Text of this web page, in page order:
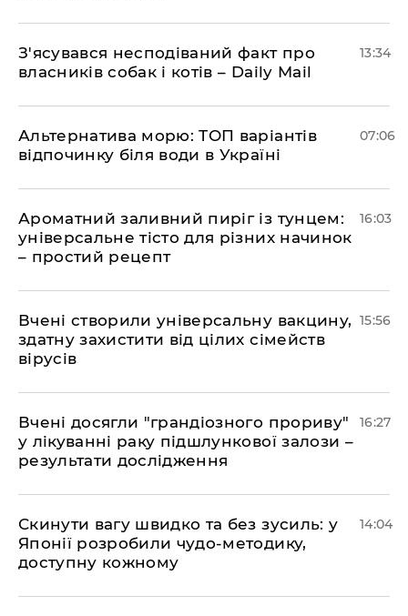
З'ясувався несподіваний факт про
власників собак і котів – Daily Mail
13:34
Альтернатива морю: ТОП варіантів
відпочинку біля води в Україні
07:06
Ароматний заливний пиріг із тунцем:
універсальне тісто для різних начинок
– простий рецепт
16:03
Вчені створили універсальну вакцину,
здатну захистити від цілих сімейств
вірусів
15:56
Вчені досягли "грандіозного прориву"
у лікуванні раку підшлункової залози –
результати дослідження
16:27
Скинути вагу швидко та без зусиль: у
Японії розробили чудо-методику,
доступну кожному
14:04